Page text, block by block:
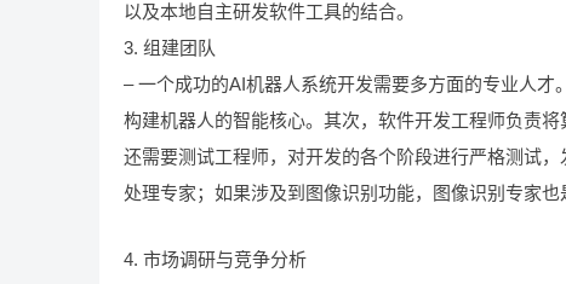
以及本地自主研发软件工具的结合。
3. 组建团队
– 一个成功的AI机器人系统开发需要多方面的专业人
构建机器人的智能核心。其次，软件开发工程师负责
还需要测试工程师，对开发的各个阶段进行严格测试
处理专家；如果涉及到图像识别功能，图像识别专家也
4. 市场调研与竞争分析